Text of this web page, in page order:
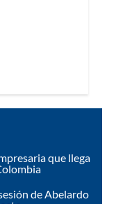
que llega
de Abelardo